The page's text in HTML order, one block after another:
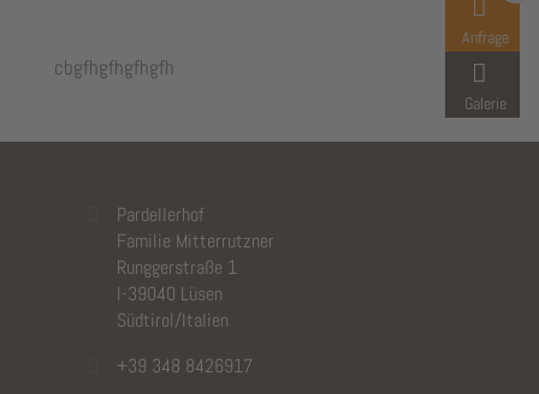
Anfrage
Galerie
cbgfhgfhgfhgfh
Pardellerhof
Familie Mitterrutzner
Runggerstraße 1
I-39040 Lüsen
Südtirol/Italien
+39 348 8426917